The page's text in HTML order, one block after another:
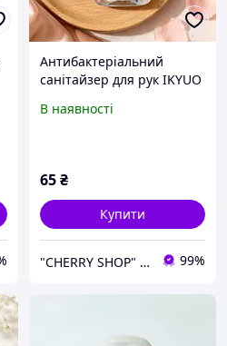
Антибактеріальний
санітайзер для рук IKYUO
В наявності
65₴
Купити
"CHERRY SHOP" Косметика, жіночий одяг та аксесуари 99%